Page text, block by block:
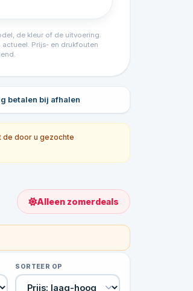
de kleur of de uitvoering.
Prijs- en drukfouten
betalen bij afhalen
door u gezochte
Alleen zomerdeals
SORTEER OP